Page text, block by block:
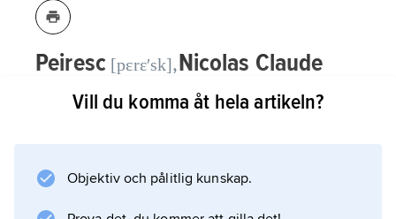
Peiresc [pɛrɛʹsk],Nicolas Claude
Fabri de, 1580–1637, fransk lärd.
med Galilei. Från 1605 var han parlamentsråd
i Aix-en-Provence. Han förde en omfattande
Vill du komma åt hela artikeln?
Objektiv och pålitlig kunskap.